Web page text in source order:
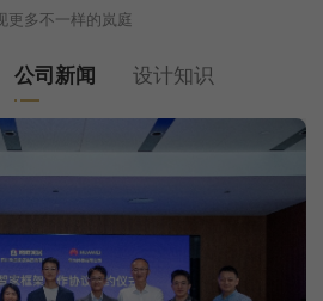
更多不一样的岚庭
公司新闻 设计知识